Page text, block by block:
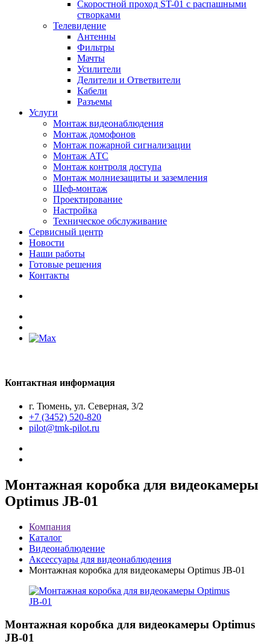
Скоростной проход ST-01 с распашными
створками
Телевидение
Антенны
Фильтры
Мачты
Усилители
Делители и Ответвители
Кабели
Разъемы
Услуги
Монтаж видеонаблюдения
Монтаж домофонов
Монтаж пожарной сигнализации
Монтаж АТС
Монтаж контроля доступа
Монтаж молниезащиты и заземления
Шеф-монтаж
Проектирование
Настройка
Техническое обслуживание
Сервисный центр
Новости
Наши работы
Готовые решения
Контакты
Контактная информация
г. Тюмень, ул. Северная, 3/2
+7 (3452) 520-820
pilot@tmk-pilot.ru
Монтажная коробка для видеокамеры
Optimus JB-01
Компания
Каталог
Видеонаблюдение
Аксессуары для видеонаблюдения
Монтажная коробка для видеокамеры Optimus JB-01
Монтажная коробка для видеокамеры Optimus
JB-01